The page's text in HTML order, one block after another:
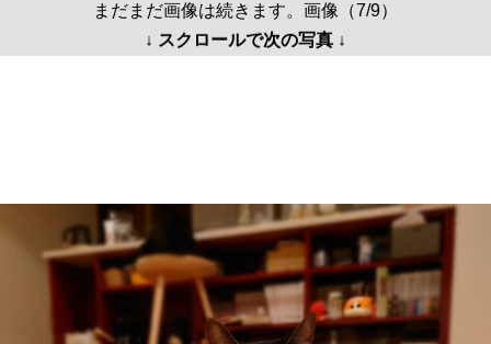
まだまだ画像は続きます。画像（7/9）
↓ スクロールで次の写真 ↓